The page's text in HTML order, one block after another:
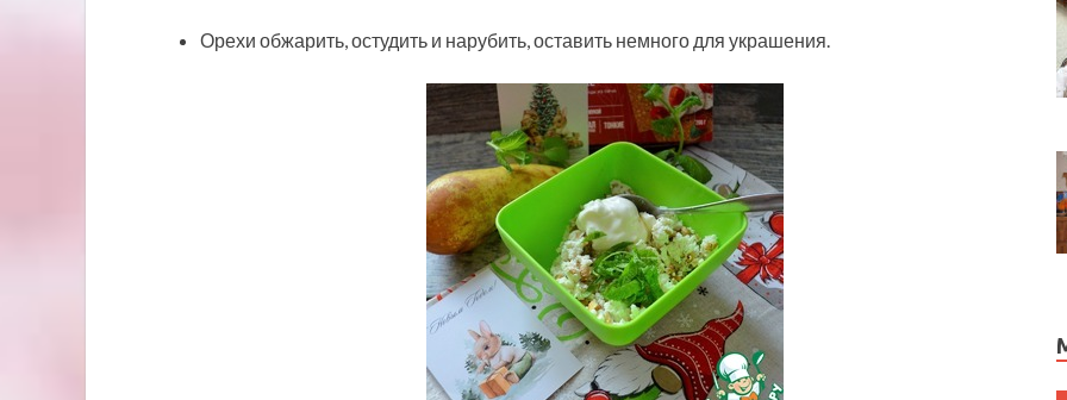
Орехи обжарить, остудить и нарубить, оставить немного для украшения.